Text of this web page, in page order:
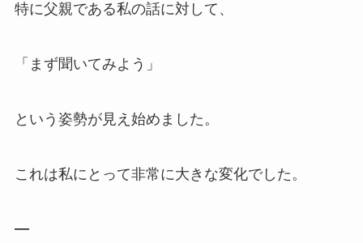
特に父親である私の話に対して、
「まず聞いてみよう」
という姿勢が見え始めました。
これは私にとって非常に大きな変化でした。
—